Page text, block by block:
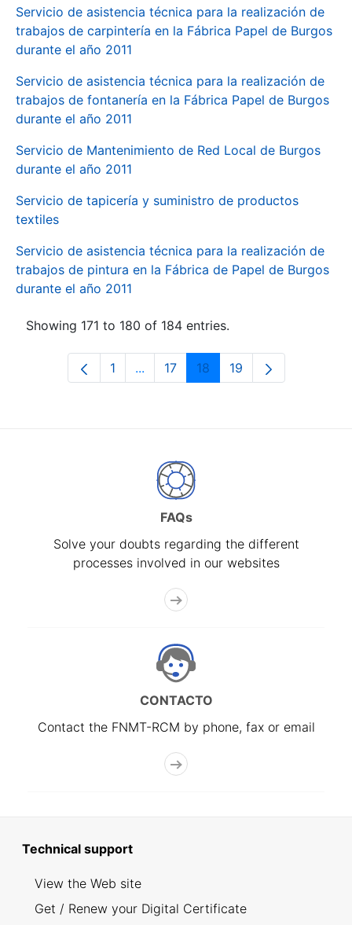
Servicio de asistencia técnica para la realización de
trabajos de carpintería en la Fábrica Papel de Burgos
durante el año 2011
Servicio de asistencia técnica para la realización de
trabajos de fontanería en la Fábrica Papel de Burgos
durante el año 2011
Servicio de Mantenimiento de Red Local de Burgos
durante el año 2011
Servicio de tapicería y suministro de productos
textiles
Servicio de asistencia técnica para la realización de
trabajos de pintura en la Fábrica de Papel de Burgos
durante el año 2011
Showing 171 to 180 of 184 entries.
Page
1 ...Intermediate Pages Use TAB to
Page
17 Page
18 Page
19
FAQs
Solve your doubts regarding the different
processes involved in our websites
CONTACTO
Contact the FNMT-RCM by phone, fax or email
Technical support
View the Web site
Get / Renew your Digital Certificate